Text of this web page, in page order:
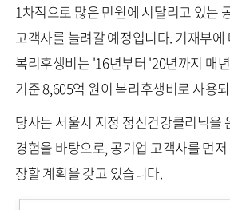
1차적으로 많은 민원에 시달리고 있는
고객사를 늘려갈 예정입니다. 기재부에
복리후생비는 '16년부터 '20년까지 매
기준 8,605억 원이 복리후생비로 사용
당사는 서울시 지정 정신건강클리닉을
경험을 바탕으로, 공기업 고객사를 먼
장할 계획을 갖고 있습니다.